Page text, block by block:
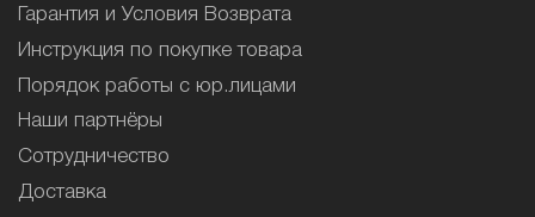
Гарантия и Условия Возврата
Инструкция по покупке товара
Порядок работы с юр.лицами
Наши партнёры
Сотрудничество
Доставка